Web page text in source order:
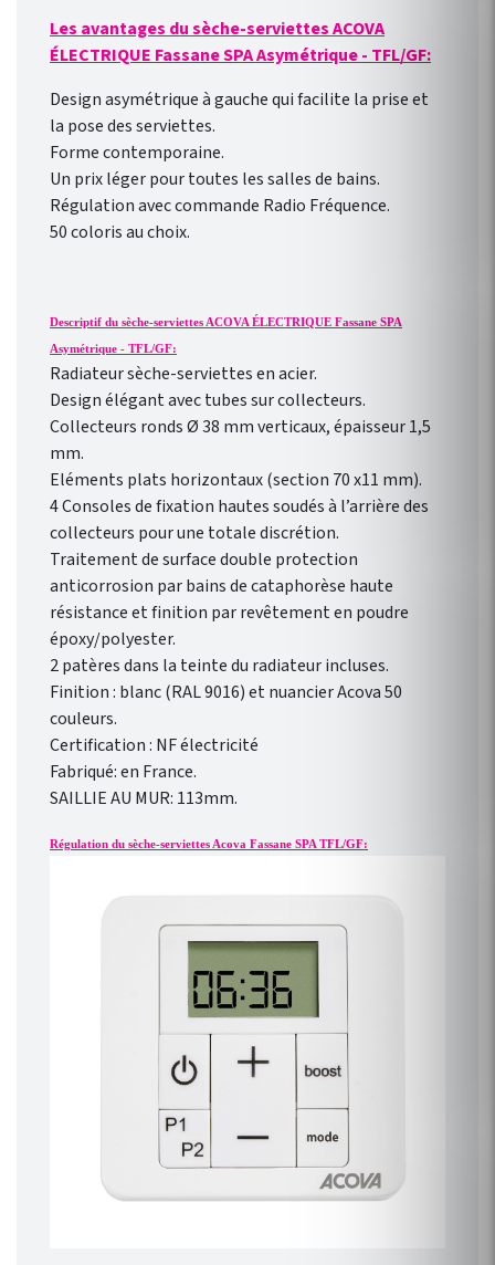
déjà installés ! Connexion
direct en WIFI à la box
Pilotage des radiateurs de
gratuite pour smartphone
Heatzy : réaliser de vraie
personnalisable selon votre
Les avantages du sèche-serviettes ACOVA
ÉLECTRIQUE Fassane SPA Asymétrique - TFL/GF:
Design asymétrique à gauche qui facilite la prise et
la pose des serviettes.
Forme contemporaine.
Un prix léger pour toutes les salles de bains.
Régulation avec commande Radio Fréquence.
50 coloris au choix.
Descriptif du sèche-serviettes ACOVA ÉLECTRIQUE Fassane SPA
Asymétrique - TFL/GF:
Radiateur sèche-serviettes en acier.
Design élégant avec tubes sur collecteurs.
Collecteurs ronds Ø 38 mm verticaux, épaisseur 1,5
mm.
Eléments plats horizontaux (section 70 x11 mm).
4 Consoles de fixation hautes soudés à l’arrière des
collecteurs pour une totale discrétion.
Traitement de surface double protection
anticorrosion par bains de cataphorèse haute
résistance et finition par revêtement en poudre
époxy/polyester.
2 patères dans la teinte du radiateur incluses.
Finition : blanc (RAL 9016) et nuancier Acova 50
couleurs.
Certification : NF électricité
Fabriqué: en France.
SAILLIE AU MUR: 113mm.
Régulation du sèche-serviettes Acova Fassane SPA TFL/GF: